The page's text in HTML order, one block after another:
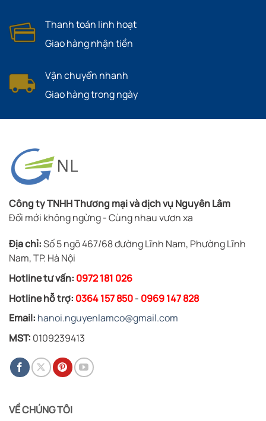
Thanh toán linh hoạt
Giao hàng nhận tiền
Vận chuyển nhanh
Giao hàng trong ngày
Công ty TNHH Thương mại và dịch vụ Nguyên Lâm
Đổi mới không ngừng - Cùng nhau vươn xa
Địa chỉ:Số 5 ngõ 467/68 đường Lĩnh Nam, Phường Lĩnh
Nam, TP. Hà Nội
Hotline tư vấn: 0972 181 026
Hotline hỗ trợ: 0364 157 850- 0969 147 828
Email: hanoi.nguyenlamco@gmail.com
MST: 0109239413
VỀ CHÚNG TÔI